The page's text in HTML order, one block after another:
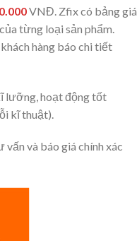
VNĐ. Zfix có bảng giá
từng loại sản phẩm.
hàng báo chi tiết
lưỡng, hoạt động tốt
kĩ thuật).
và báo giá chính xác